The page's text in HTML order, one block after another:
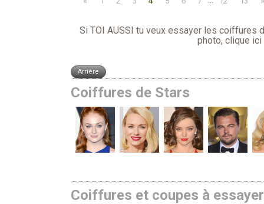
Si TOI AUSSI tu veux essayer les coiffures
photo, clique
Coiffures de Stars
Coiffures et coupes à